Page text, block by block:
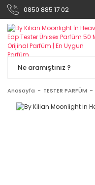
0850 885 17 02
Anasayfa TESTER PARFÜM